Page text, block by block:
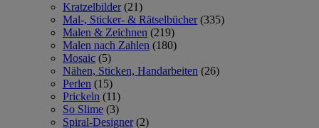
Kratzelbilder (21)
Mal-, Sticker- & Rätselbücher (335)
Malen & Zeichnen (219)
Malen nach Zahlen (180)
Mosaic (5)
Nähen, Sticken, Handarbeiten (26)
Perlen (15)
Prickeln (11)
So Slime (3)
Spiral-Designer (2)